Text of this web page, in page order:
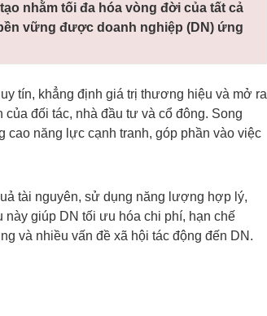
nhằm tối đa hóa vòng đời của tất cả
vững được doanh nghiệp (DN) ứng
tín, khẳng định giá trị thương hiệu và mở ra
đối tác, nhà đầu tư và cổ đông. Song
năng lực cạnh tranh, góp phần vào việc
tài nguyên, sử dụng năng lượng hợp lý,
giúp DN tối ưu hóa chi phí, hạn chế
và nhiều vấn đề xã hội tác động đến DN.